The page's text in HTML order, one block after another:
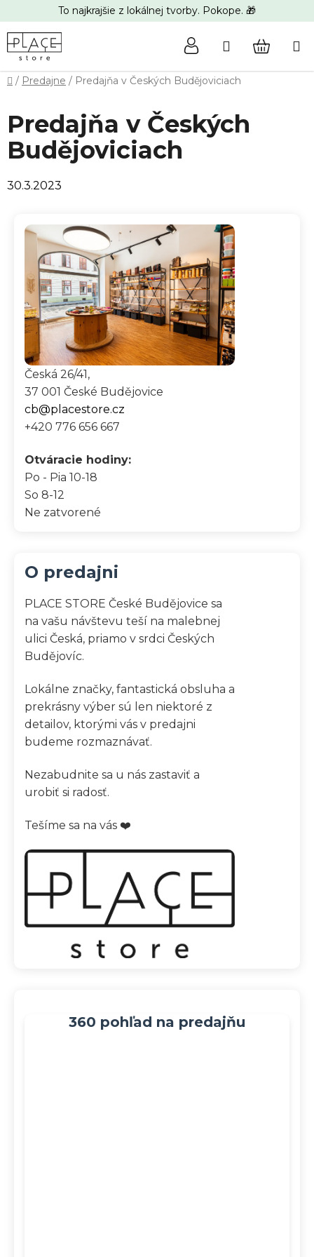
na
obsah
To najkrajšie z lokálnej tvorby. Pokope. 🎁
Hľadať
Domov
/ Predajne / Predajňa v Českých Budějoviciach
Predajňa v Českých
Budějoviciach
30.3.2023
Česká 26/41,
37 001 České Budějovice
cb@placestore.cz
+420 776 656 667
Otváracie hodiny:
Po - Pia 10-18
So 8-12
Ne zatvorené
O predajni
PLACE STORE České Budějovice sa
na vašu návštevu teší na malebnej
ulici Česká, priamo v srdci Českých
Budějovíc.
Lokálne značky, fantastická obsluha a
prekrásny výber sú len niektoré z
detailov, ktorými vás v predajni
budeme rozmaznávať.
Nezabudnite sa u nás zastaviť a
urobiť si radosť.
Tešíme sa na vás ❤️
360 pohľad na predajňu